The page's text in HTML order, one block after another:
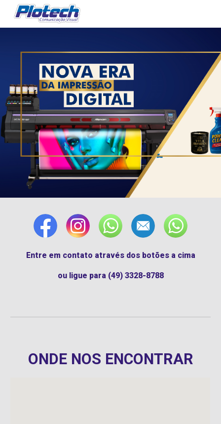
Skip to main content
Entre em contato através dos botões a cima
ou ligue para (49) 3328-8788
ONDE NOS ENCONTRAR